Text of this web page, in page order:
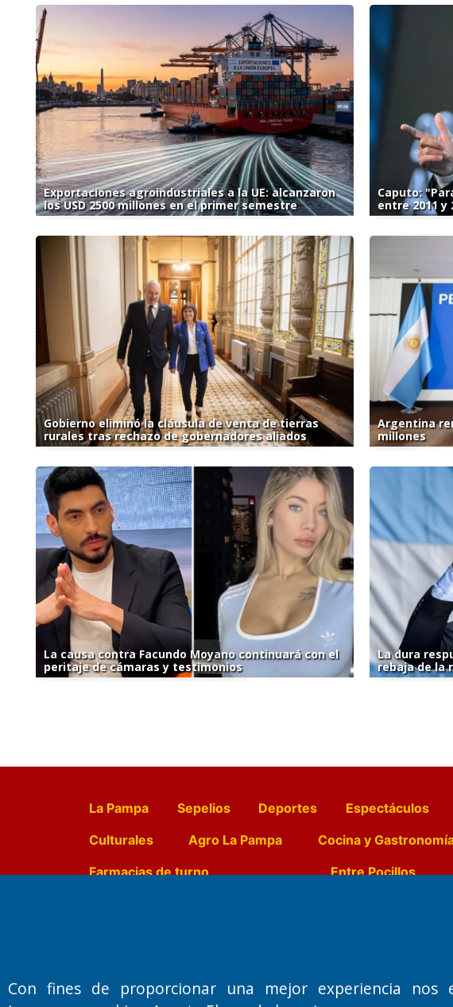
Exportaciones agroindustriales a la UE: alcanzaron
los USD 2500 millones en el primer semestre
Caputo:
entre 2011 y
Gobierno eliminó la cláusula de venta de tierras
rurales tras rechazo de gobernadores aliados
Argentina
millones
La causa contra Facundo Moyano continuará con el
peritaje de cámaras y testimonios
La dura
rebaja de la
La Pampa Sepelios Deportes Espectáculos
Culturales
Agro La Pampa Cocina y
Farmacias de turno
Entre Pocillos
Primera edición: Domingo 3 de Mayo de 1992
Miembro de ADIRA,ADEPA y CPPAL
Con fines de proporcionar una mejor experiencia nos